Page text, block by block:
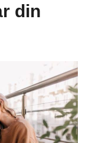
din